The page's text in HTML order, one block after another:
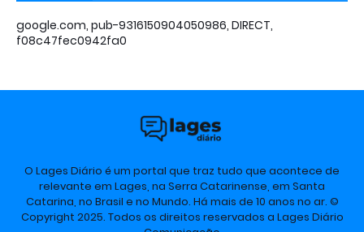
google.com, pub-9316150904050986, DIRECT,
f08c47fec0942fa0
O Lages Diário é um portal que traz tudo que acontece de
relevante em Lages, na Serra Catarinense, em Santa
Catarina, no Brasil e no Mundo. Há mais de 10 anos no ar. ©
Copyright 2025. Todos os direitos reservados a Lages Diário